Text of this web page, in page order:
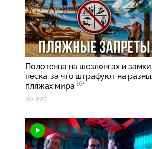
Полотенца на шезлонгах и замки
песка: за что штрафуют на
пляжах мира 16+
228